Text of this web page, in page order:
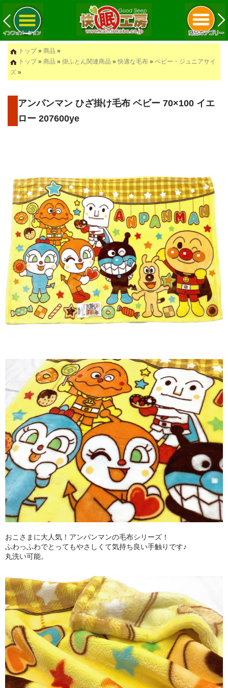
トップ» 商品 »
トップ» 商品 » 掛ふとん関連商品 » 快適な毛布 » ベビー・ジュニアサイ
ズ »
アンパンマン ひざ掛け毛布 ベビー 70×100 イエ
ロー 207600ye
おこさまに大人気！アンパンマンの毛布シリーズ！
ふわっふわでとってもやさしくて気持ち良い手触りです♪
丸洗い可能。